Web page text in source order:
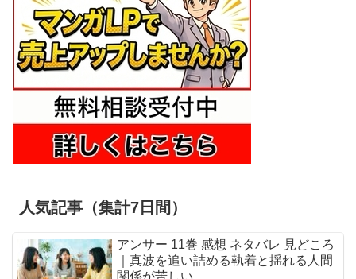
人気記事（集計7日間）
アンサー 11巻 感想 ネタバレ 見どころ
｜真波を追い詰める執着と揺れる人間
関係が苦しい